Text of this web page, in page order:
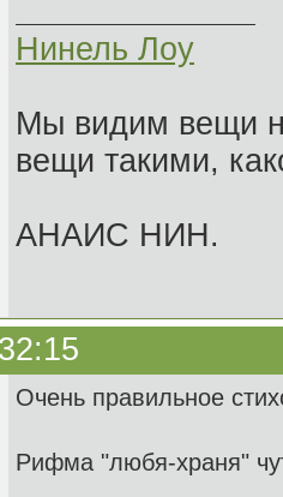
Нинель Лоу
Мы видим вещи
вещи такими,
АНАИС НИН.
Очень правильное
Рифма "любя-храня"